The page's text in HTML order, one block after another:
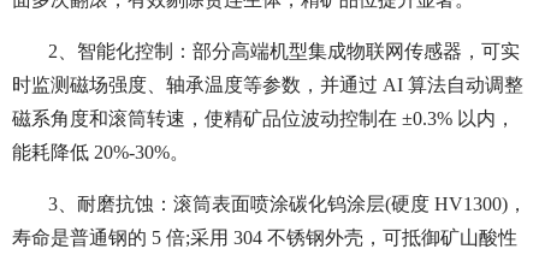
2、智能化控制：部分高端机型集成物联网传感器，可实
时监测磁场强度、轴承温度等参数，并通过 AI 算法自动调整
磁系角度和滚筒转速，使精矿品位波动控制在 ±0.3% 以内，
能耗降低 20%-30%。
3、耐磨抗蚀：滚筒表面喷涂碳化钨涂层(硬度 HV1300)，
寿命是普通钢的 5 倍;采用 304 不锈钢外壳，可抵御矿山酸性